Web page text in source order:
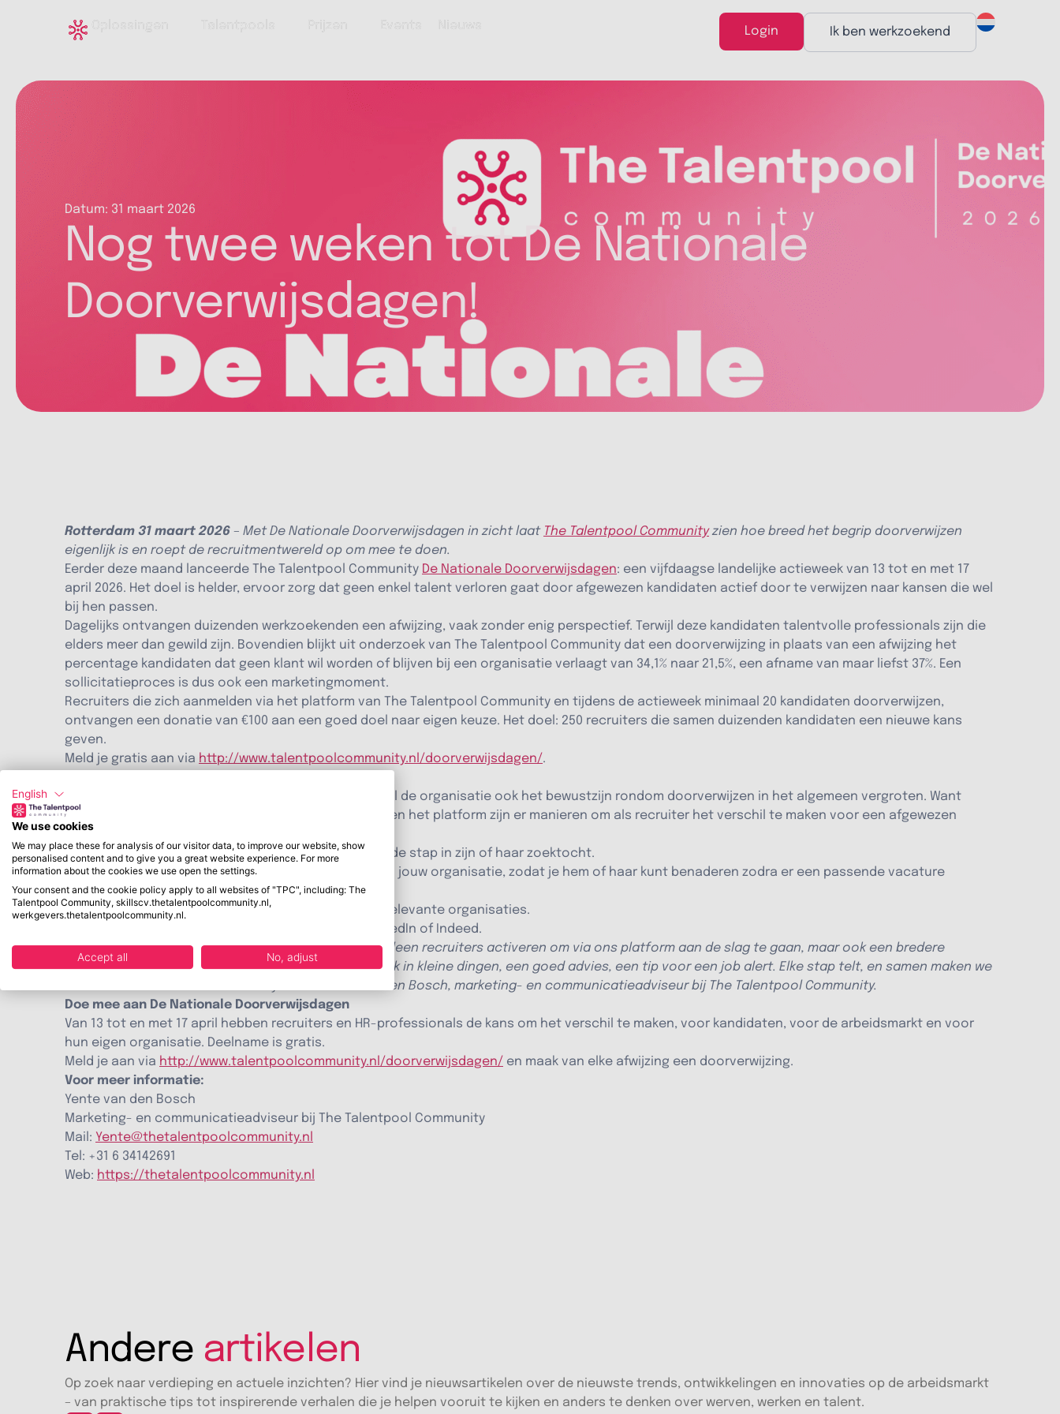
Login Ik ben werkzoekend
Datum: 31 maart 2026
Nog twee weken tot De Nationale
Doorverwijsdagen!
Rotterdam 31 maart 2026 – Met De Nationale Doorverwijsdagen in zicht laat The Talentpool Communityzien hoe breed het begrip doorverwijzen
eigenlijk is en roept de recruitmentwereld op om mee te doen.
Eerder deze maand lanceerde The Talentpool Community De Nationale Doorverwijsdagen: een vijfdaagse landelijke actieweek van 13 tot en met 17
april 2026. Het doel is helder, ervoor zorg dat geen enkel talent verloren gaat door afgewezen kandidaten actief door te verwijzen naar kansen die wel
bij hen passen.
Dagelijks ontvangen duizenden werkzoekenden een afwijzing, vaak zonder enig perspectief. Terwijl deze kandidaten talentvolle professionals zijn die
elders meer dan gewild zijn. Bovendien blijkt uit onderzoek van The Talentpool Community dat een doorverwijzing in plaats van een afwijzing het
percentage kandidaten dat geen klant wil worden of blijven bij een organisatie verlaagt van 34,1% naar 21,5%, een afname van maar liefst 37%. Een
sollicitatieproces is dus ook een marketingmoment.
Recruiters die zich aanmelden via het platform van The Talentpool Community en tijdens de actieweek minimaal 20 kandidaten doorverwijzen,
ontvangen een donatie van €100 aan een goed doel naar eigen keuze. Het doel: 250 recruiters die samen duizenden kandidaten een nieuwe kans
geven.
Meld je gratis aan via http://www.talentpoolcommunity.nl/doorverwijsdagen/.
Naast het platform van The Talentpool Community wil de organisatie ook het bewustzijn rondom doorverwijzen in het algemeen vergroten. Want
doorverwijzen hoeft niet ingewikkeld te zijn. Ook buiten het platform zijn er manieren om als recruiter het verschil te maken voor een afgewezen
kandidaat:
Geef de kandidaat persoonlijk advies over de volgende stap in zijn of haar zoektocht.
Voeg de kandidaat toe aan de interne talentpool van jouw organisatie, zodat je hem of haar kunt benaderen zodra er een passende vacature
vrijkomt.
Adviseer de kandidaat om job alerts in te stellen bij relevante organisaties.
Verwijs de kandidaat door naar job boards zoals LinkedIn of Indeed.
“Wij willen met De Nationale Doorverwijsdagen niet alleen recruiters activeren om via ons platform aan de slag te gaan, maar ook een bredere
beweging op gang brengen. Doorverwijzen zit namelijk in kleine dingen, een goed advies, een tip voor een job alert. Elke stap telt, en samen maken we
Yente van den Bosch, marketing- en communicatieadviseur bij The Talentpool Community.
Doe mee aan De Nationale Doorverwijsdagen
Van 13 tot en met 17 april hebben recruiters en HR-professionals de kans om het verschil te maken, voor kandidaten, voor de arbeidsmarkt en voor
hun eigen organisatie. Deelname is gratis.
Meld je aan via http://www.talentpoolcommunity.nl/doorverwijsdagen/ en maak van elke afwijzing een doorverwijzing.
Voor meer informatie:
Yente van den Bosch
Marketing- en communicatieadviseur bij The Talentpool Community
Mail: Yente@thetalentpoolcommunity.nl
Tel: +31 6 34142691
Web: https://thetalentpoolcommunity.nl
Andere artikelen
Op zoek naar verdieping en actuele inzichten? Hier vind je nieuwsartikelen over de nieuwste trends, ontwikkelingen en innovaties op de arbeidsmarkt
– van praktische tips tot inspirerende verhalen die je helpen vooruit te kijken en anders te denken over werven, werken en talent.
English
We use cookies
We may place these for analysis of our visitor data, to improve our website, show
personalised content and to give you a great website experience. For more
information about the cookies we use open the settings.
Your consent and the cookie policy apply to all websites of "TPC", including: The
Talentpool Community, skillscv.thetalentpoolcommunity.nl,
werkgevers.thetalentpoolcommunity.nl.
Accept all No, adjust